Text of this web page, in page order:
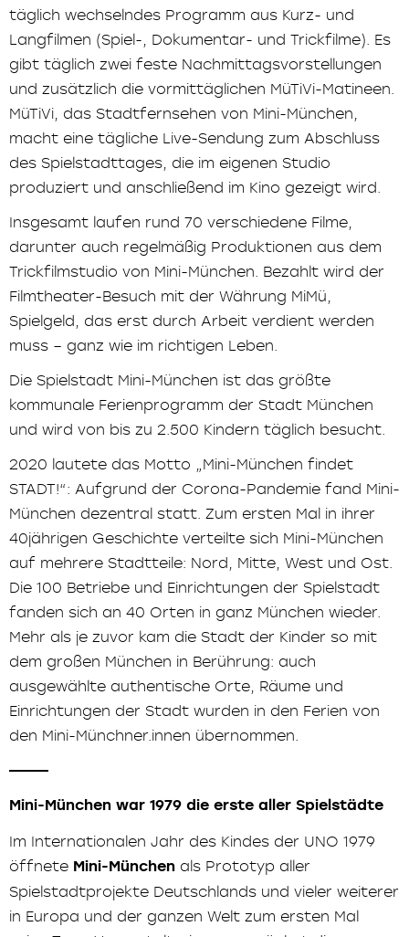
täglich wechselndes Programm aus Kurz- und
Langfilmen (Spiel-, Dokumentar- und Trickfilme). Es
gibt täglich zwei feste Nachmittagsvorstellungen
und zusätzlich die vormittäglichen MüTiVi-Matineen.
MüTiVi, das Stadtfernsehen von Mini-München,
macht eine tägliche Live-Sendung zum Abschluss
des Spielstadttages, die im eigenen Studio
produziert und anschließend im Kino gezeigt wird.
Insgesamt laufen rund 70 verschiedene Filme,
darunter auch regelmäßig Produktionen aus dem
Trickfilmstudio von Mini-München. Bezahlt wird der
Filmtheater-Besuch mit der Währung MiMü,
Spielgeld, das erst durch Arbeit verdient werden
muss – ganz wie im richtigen Leben.
Die Spielstadt Mini-München ist das größte
kommunale Ferienprogramm der Stadt München
und wird von bis zu 2.500 Kindern täglich besucht.
2020 lautete das Motto „Mini-München findet
STADT!“: Aufgrund der Corona-Pandemie fand Mini-
München dezentral statt. Zum ersten Mal in ihrer
40jährigen Geschichte verteilte sich Mini-München
auf mehrere Stadtteile: Nord, Mitte, West und Ost.
Die 100 Betriebe und Einrichtungen der Spielstadt
fanden sich an 40 Orten in ganz München wieder.
Mehr als je zuvor kam die Stadt der Kinder so mit
dem großen München in Berührung: auch
ausgewählte authentische Orte, Räume und
Einrichtungen der Stadt wurden in den Ferien von
den Mini-Münchner.innen übernommen.
Mini-München war 1979 die erste aller Spielstädte
Im Internationalen Jahr des Kindes der UNO 1979
öffnete Mini-München als Prototyp aller
Spielstadtprojekte Deutschlands und vieler weiterer
in Europa und der ganzen Welt zum ersten Mal